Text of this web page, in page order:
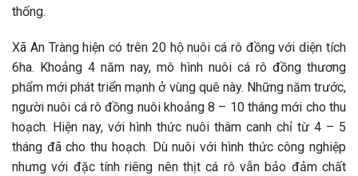
thống.
Xã An Tràng hiện có trên 20 hộ nuôi cá rô đồng với diện tích
6ha. Khoảng 4 năm nay, mô hình nuôi cá rô đồng thương
phẩm mới phát triển mạnh ở vùng quê này. Những năm trước,
người nuôi cá rô đồng nuôi khoảng 8 – 10 tháng mới cho thu
hoạch. Hiện nay, với hình thức nuôi thâm canh chỉ từ 4 – 5
tháng đã cho thu hoạch. Dù nuôi với hình thức công nghiệp
nhưng với đặc tính riêng nên thịt cá rô vẫn bảo đảm chất